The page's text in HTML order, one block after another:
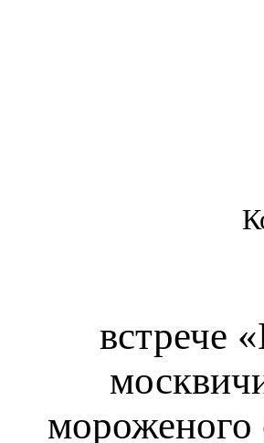
встрече
мороженого